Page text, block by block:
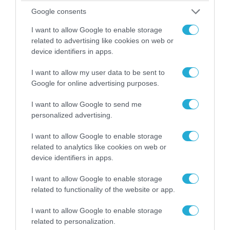
Google consents
I want to allow Google to enable storage
related to advertising like cookies on web or
device identifiers in apps.
I want to allow my user data to be sent to
Google for online advertising purposes.
I want to allow Google to send me
personalized advertising.
I want to allow Google to enable storage
related to analytics like cookies on web or
device identifiers in apps.
I want to allow Google to enable storage
related to functionality of the website or app.
I want to allow Google to enable storage
related to personalization.
την Harman Golden Ear Team, που εισάγει τη
λειτουργία Harman Master Mode μαζί με το
Harman AudioEFX για κορυφαία ποιότητα
ήχου, ενώ η τεχνολογία Qualcomm® aptX™
Lossless επιτρέπει ήχο υψηλής ανάλυσης
χωρίς απώλειες.
Επιπλέον, το σύστημα χρησιμοποιεί
προσαρμοστικό ήχο (adaptive sound) για να
διατηρεί σταθερές τις μεσαίες-χαμηλές
συχνότητες σε διαφορετικά σχήματα αυτιών,
(dimensional audio) μέσω παρακολούθησης
της κίνησης του κεφαλιού (head-tracking),
δημιουργεί ένα πλήρως καθηλωτικό ηχητικό